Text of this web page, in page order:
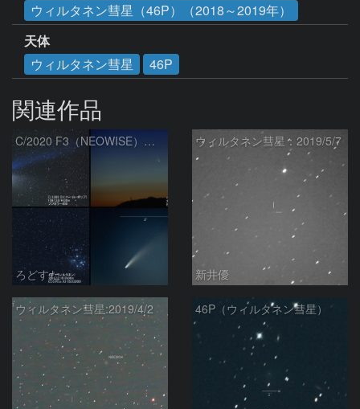
ウィルタネン彗星（46P）（2018～2019年）
天体
ウィルタネン彗星
46P
関連作品
C/2020 F3（NEOWISE）の大きさを比較（180mmレンズ）
ろどすた
ウィルタネン彗星：2019/5/7
新井優
ウィルタネン彗星:2019/4/2 46P（ウィルタネン彗星）